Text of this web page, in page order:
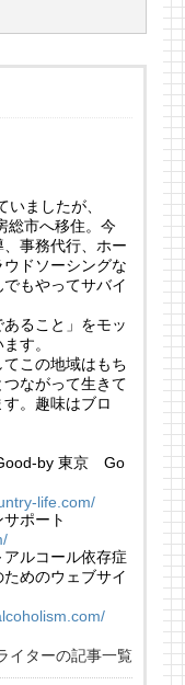
ましたが、
総市へ移住。今
事務代行、ホー
ドソーシングな
もやってサバイ
あること」をモッ
す。
この地域はもち
ながって生きて
。趣味はブロ
by 東京 Go
life.com/
ポート
ルコール依存症
めのウェブサイ
イターの記事一覧